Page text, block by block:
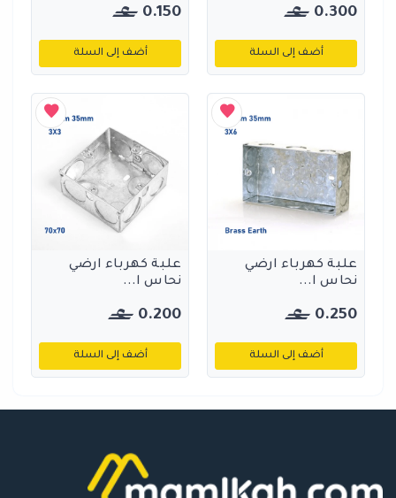
0.300
أضف إلى السلة
0.150
أضف إلى السلة
علبة كهرباء ارضي
نحاس ا...
0.250
أضف إلى السلة
علبة كهرباء ارضي
نحاس ا...
0.200
أضف إلى السلة